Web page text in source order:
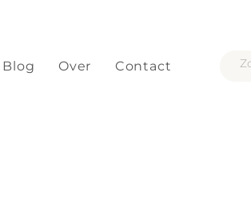
Blog Over Contact